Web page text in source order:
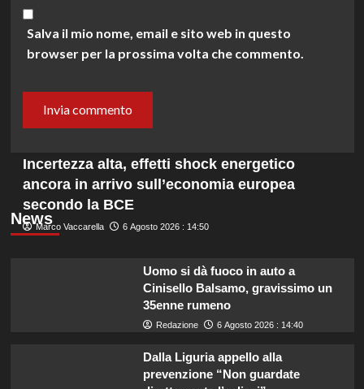
Salva il mio nome, email e sito web in questo
browser per la prossima volta che commento.
News
Incertezza alta, effetti shock energetico
ancora in arrivo sull’economia europea
secondo la BCE
Marco Vaccarella 6 Agosto 2026 : 14:50
Uomo si dà fuoco in auto a
Cinisello Balsamo, gravissimo un
35enne rumeno
Redazione 6 Agosto 2026 : 14:40
Dalla Liguria appello alla
prevenzione “Non guardate